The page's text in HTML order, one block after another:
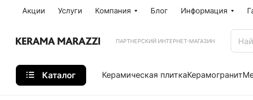
Акции Услуги Компания Блог Информация
ПАРТНЕРСКИЙ ИНТЕРНЕТ-МАГАЗИН
Каталог Керамическая плиткаКерамогранит